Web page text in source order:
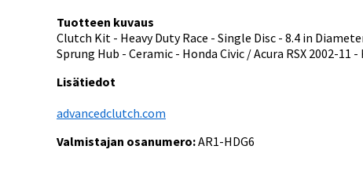
Tuotteen kuvaus
Clutch Kit - Heavy Duty Race - Single Disc - 8.4 in
Sprung Hub - Ceramic - Honda Civic / Acura RSX 2002-11
Lisätiedot
advancedclutch.com
Valmistajan osanumero:AR1-HDG6